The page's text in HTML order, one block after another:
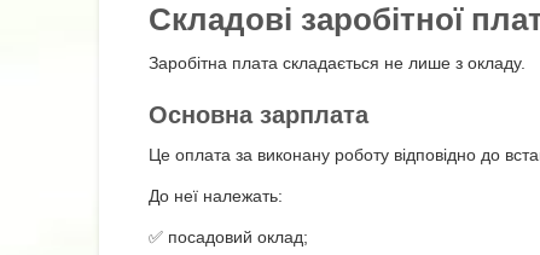
Складові заробітної
Заробітна плата складається не лише з окладу.
Основна зарплата
Це оплата за виконану роботу відповідно до
До неї належать:
✅ посадовий оклад;